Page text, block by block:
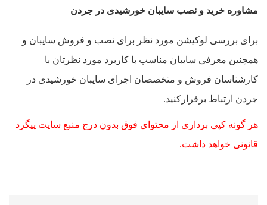
مشاوره خرید و نصب سایبان خورشیدی در جردن
برای بررسی لوکیشن مورد نظر برای نصب و فروش سایبان و
همچنین معرفی سایبان مناسب با کاربرد مورد نظرتان با
کارشناسان فروش و متخصصان اجرای سایبان خورشیدی در
جردن ارتباط برقرارکنید.
هر گونه کپی برداری از محتوای فوق بدون درج منبع سایت پیگرد
قانونی خواهد داشت.